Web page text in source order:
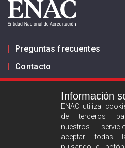
Preguntas frecuentes
Contacto
Información
ENAC utiliza
de terceros
nuestros
aceptar todas